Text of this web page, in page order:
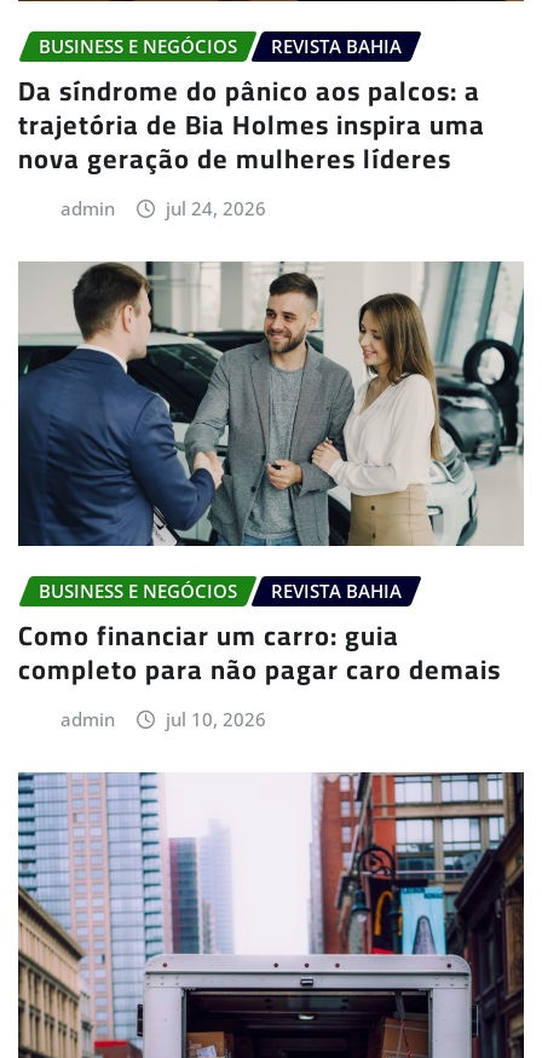
BUSINESS E NEGÓCIOS REVISTA BAHIA
Da síndrome do pânico aos palcos: a
trajetória de Bia Holmes inspira uma
nova geração de mulheres líderes
admin jul 24, 2026
BUSINESS E NEGÓCIOS REVISTA BAHIA
Como financiar um carro: guia
completo para não pagar caro demais
admin jul 10, 2026